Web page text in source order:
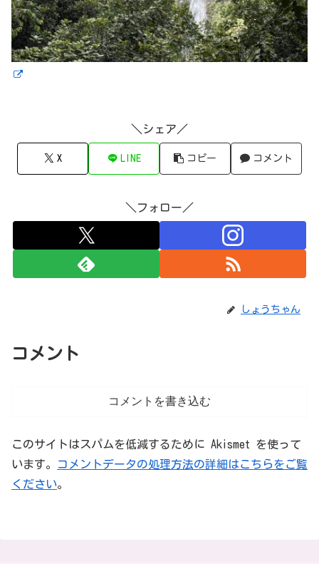
＼シェア／
X LINE コピー コメント
＼フォロー／
しょうちゃん
コメント
コメントを書き込む
このサイトはスパムを低減するために Akismet を使って
います。
コメントデータの処理方法の詳細はこちらをご覧
ください。